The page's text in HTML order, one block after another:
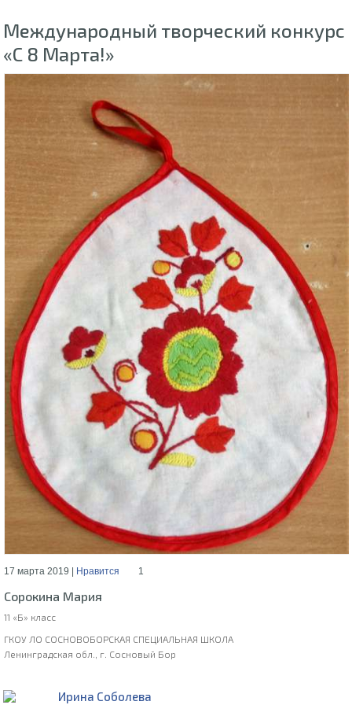
Международный творческий конкурс
«С 8 Марта!»
17 марта 2019 | Нравится 1
Сорокина Мария
11 «Б» класс
ГКОУ ЛО СОСНОВОБОРСКАЯ СПЕЦИАЛЬНАЯ ШКОЛА
Ленинградская обл., г. Сосновый Бор
Ирина Соболева